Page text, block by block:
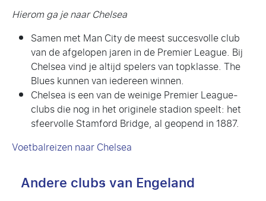
Hierom ga je naar Chelsea
Samen met Man City de meest succesvolle club
van de afgelopen jaren in de Premier League. Bij
Chelsea vind je altijd spelers van topklasse. The
Blues kunnen van iedereen winnen.
Chelsea is een van de weinige Premier League-
clubs die nog in het originele stadion speelt: het
sfeervolle Stamford Bridge, al geopend in 1887.
Voetbalreizen naar Chelsea
Andere clubs van Engeland